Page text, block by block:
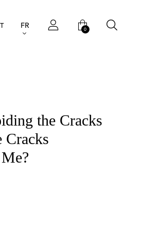
FR 0
the Cracks
Cracks